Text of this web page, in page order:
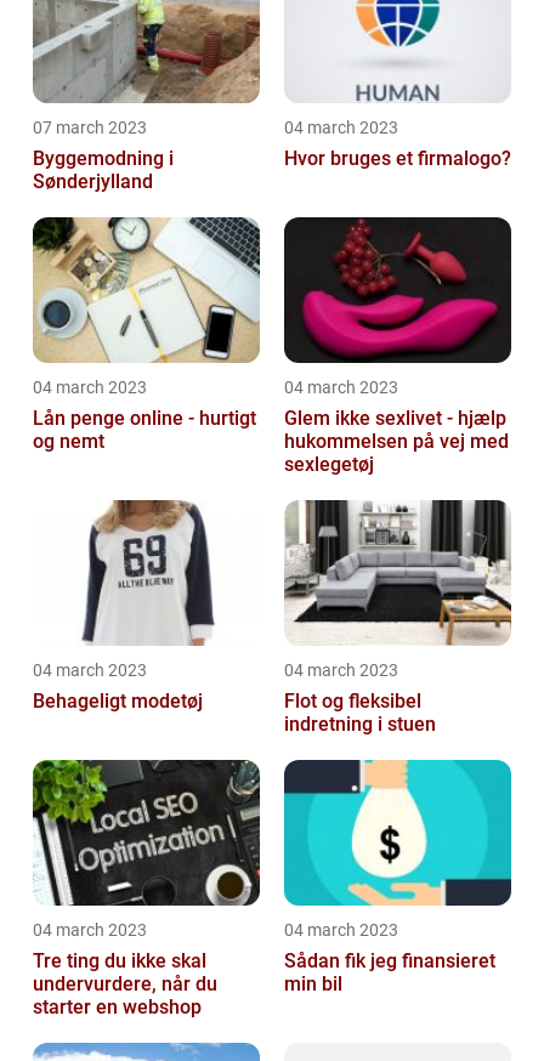
07 march 2023
Byggemodning i
Sønderjylland
04 march 2023
Hvor bruges et firmalogo?
04 march 2023
Lån penge online - hurtigt
og nemt
04 march 2023
Glem ikke sexlivet - hjælp
hukommelsen på vej med
sexlegetøj
04 march 2023
Behageligt modetøj
04 march 2023
Flot og fleksibel
indretning i stuen
04 march 2023
Tre ting du ikke skal
undervurdere, når du
starter en webshop
04 march 2023
Sådan fik jeg finansieret
min bil